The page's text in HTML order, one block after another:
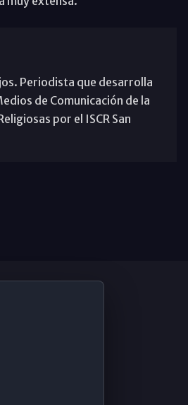
Periodista que desarrolla
de Comunicación de la
por el ISCR San